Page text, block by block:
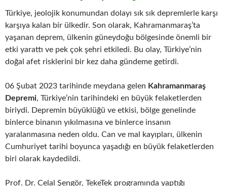
Türkiye, jeolojik konumundan dolayı sık sık depremlerle karşı
karşıya kalan bir ülkedir. Son olarak, Kahramanmaraş’ta
yaşanan deprem, ülkenin güneydoğu bölgesinde önemli bir
etki yarattı ve pek çok şehri etkiledi. Bu olay, Türkiye’nin
doğal afet risklerini bir kez daha gündeme getirdi.
06 Şubat 2023 tarihinde meydana gelen Kahramanmaraş
Depremi, Türkiye’nin tarihindeki en büyük felaketlerden
biriydi. Depremin büyüklüğü ve etkisi, bölge genelinde
binlerce binanın yıkılmasına ve binlerce insanın
yaralanmasına neden oldu. Can ve mal kayıpları, ülkenin
Cumhuriyet tarihi boyunca yaşadığı en büyük felaketlerden
biri olarak kaydedildi.
Prof. Dr. Celal Şengör, TekeTek programında yaptığı